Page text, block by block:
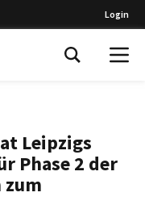
Login
Leipzigs
Phase 2 der